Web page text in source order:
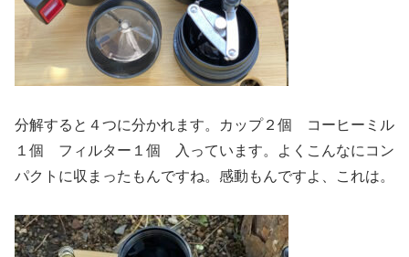
分解すると４つに分かれます。カップ２個 コーヒーミル
１個 フィルター１個 入っています。よくこんなにコン
パクトに収まったもんですね。感動もんですよ、これは。